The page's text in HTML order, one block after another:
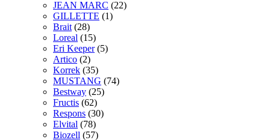
JEAN MARC (22)
GILLETTE (1)
Brait (28)
Loreal (15)
Eri Keeper (5)
Artico (2)
Korrek (35)
MUSTANG (74)
Bestway (25)
Fructis (62)
Respons (30)
Elvital (78)
Biozell (57)